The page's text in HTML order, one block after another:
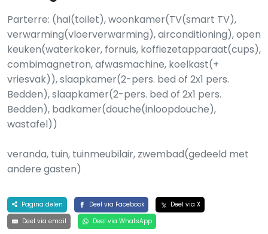
Parterre: (hal(toilet), woonkamer(TV(smart TV),
verwarming(vloerverwarming), airconditioning), open
keuken(waterkoker, fornuis, koffiezetapparaat(cups),
combimagnetron, afwasmachine, koelkast(+
vriesvak)), slaapkamer(2-pers. bed of 2x1 pers.
Bedden), slaapkamer(2-pers. bed of 2x1 pers.
Bedden), badkamer(douche(inloopdouche),
wastafel))
veranda, tuin, tuinmeubilair, zwembad(gedeeld met
andere gasten)
Pagina delen Deel via Facebook
Deel via X
Deel via email
Deel via WhatsApp